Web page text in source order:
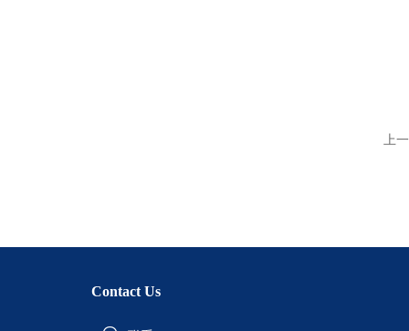
上
Contact Us